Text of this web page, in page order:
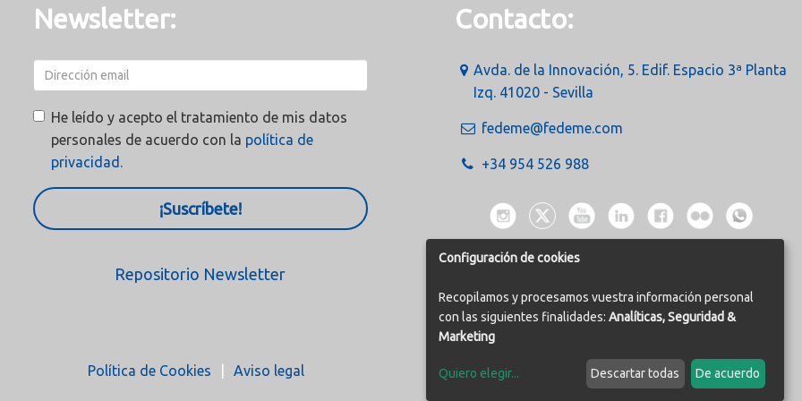
Newsletter:
He leído y acepto el tratamiento de mis datos
personales de acuerdo con la política de
privacidad.
¡Suscríbete!
Repositorio Newsletter
Contacto:
Avda. de la Innovación, 5. Edif. Espacio 3ª Planta
Izq. 41020 - Sevilla
fedeme@fedeme.com
+34 954 526 988
Política de Cookies Aviso legal
Configuración de cookies
Recopilamos y procesamos vuestra información personal
con las siguientes finalidades: Analíticas, Seguridad &
Marketing
Quiero elegir... Descartar todas De acuerdo